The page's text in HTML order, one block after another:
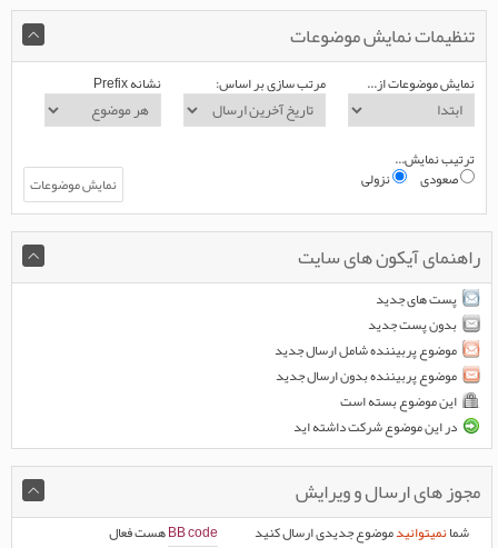
تنظیمات نمایش موضوعات
نمایش موضوعات از... مرتب سازی بر اساس: نشانه Prefix
ترتیب نمایش...
صعودی نزولی
راهنمای آیکون های سایت
پست های جدید
بدون پست جدید
موضوع پربیننده شامل ارسال جدید
موضوع پربیننده بدون ارسال جدید
این موضوع بسته است
در این موضوع شرکت داشته اید
مجوز های ارسال و ویرایش
شمانمیتوانیدموضوع جدیدی ارسال کنید
BB codeهستفعال